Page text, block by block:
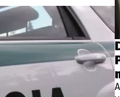
zprávu,